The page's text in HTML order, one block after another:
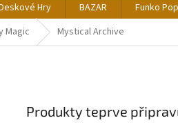
Hry BAZAR Funko
Magic Mystical Archive
Produkty teprve